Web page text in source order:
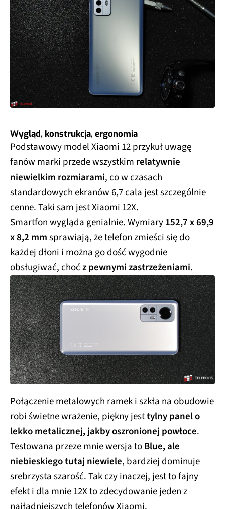
Wygląd, konstrukcja, ergonomia
Podstawowy model Xiaomi 12 przykuł uwagę
fanów marki przede wszystkim relatywnie
niewielkim rozmiarami, co w czasach
standardowych ekranów 6,7 cala jest szczególnie
cenne. Taki sam jest Xiaomi 12X.
Smartfon wygląda genialnie. Wymiary152,7 x 69,9
x 8,2 mmsprawiają, że telefon zmieści się do
każdej dłoni i można go dość wygodnie
obsługiwać, choćz pewnymi zastrzeżeniami.
Połączenie metalowych ramek i szkła na obudowie
robi świetne wrażenie, piękny jesttylny panel o
lekko metalicznej, jakby oszronionej powłoce.
Testowana przeze mnie wersja toBlue, ale
niebieskiego tutaj niewiele, bardziej dominuje
srebrzysta szarość. Tak czy inaczej, jest to fajny
efekt i dla mnie 12X to zdecydowanie jeden z